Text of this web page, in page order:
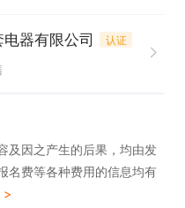
器有限公司 认证
及因之产生的后果，均由发
名费等各种费用的信息均有
>